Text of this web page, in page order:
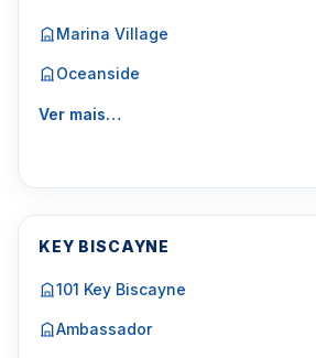
Marina Village
Oceanside
Ver mais…
KEY BISCAYNE
101 Key Biscayne
Ambassador